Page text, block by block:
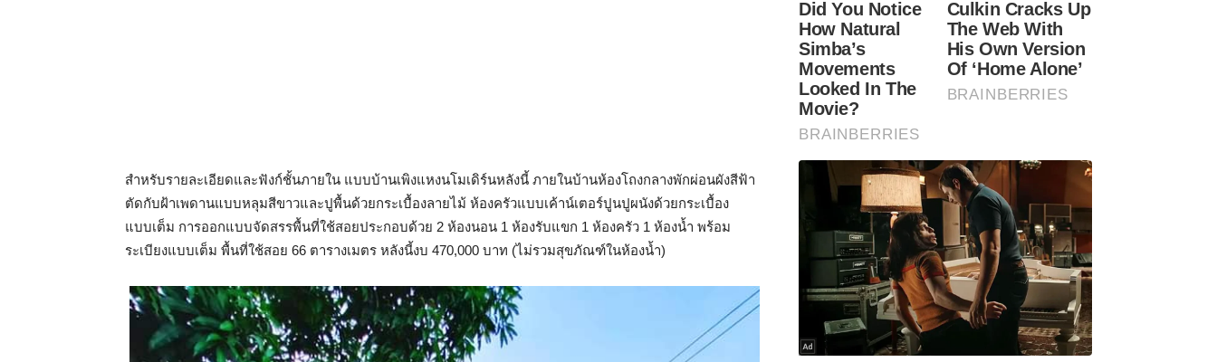
สำหรับรายละเอียดและฟังก์ชั้นภายใน แบบบ้านเพิงแหงนโมเดิร์นหลังนี้ ภายในบ้านห้องโถงกลางพักผ่อนผังสีฟ้า
ตัดกับฝ้าเพดานแบบหลุมสีขาวและปูพื้นด้วยกระเบื้องลายไม้ ห้องครัวแบบเค้าน์เตอร์ปูนปูผนังด้วยกระเบื้อง
แบบเต็ม การออกแบบจัดสรรพื้นที่ใช้สอยประกอบด้วย 2 ห้องนอน 1 ห้องรับแขก 1 ห้องครัว 1 ห้องน้ำ พร้อม
ระเบียงแบบเต็ม พื้นที่ใช้สอย 66 ตารางเมตร หลังนี้งบ 470,000 บาท (ไม่รวมสุขภัณฑ์ในห้องน้ำ)